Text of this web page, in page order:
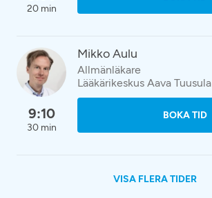
20 min
9:10
30 min
Mikko Aulu
Allmänläkare
Lääkärikeskus Aava Tuusula
BOKA TID
VISA FLERA TIDER